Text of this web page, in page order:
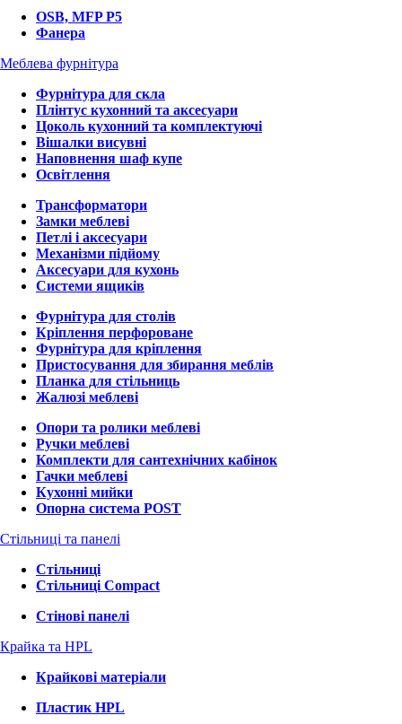
OSB, MFP P5
Фанера
Меблева фурнітура
Фурнітура для скла
Плінтус кухонний та аксесуари
Цоколь кухонний та комплектуючі
Вішалки висувні
Наповнення шаф купе
Освітлення
Трансформатори
Замки меблеві
Петлі і аксесуари
Механізми підйому
Аксесуари для кухонь
Системи ящиків
Фурнітура для столів
Кріплення перфороване
Фурнітура для кріплення
Пристосування для збирання меблів
Планка для стільниць
Жалюзі меблеві
Опори та ролики меблеві
Ручки меблеві
Комплекти для сантехнічних кабінок
Гачки меблеві
Кухонні мийки
Опорна система POST
Стільниці та панелі
Стільниці
Стільниці Compact
Стінові панелі
Крайка та HPL
Крайкові матеріали
Пластик HPL